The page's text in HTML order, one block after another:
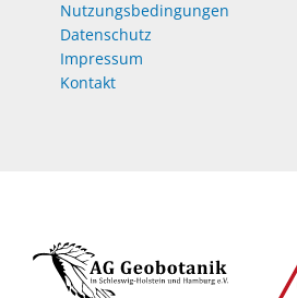
Nutzungsbedingungen
Datenschutz
Impressum
Kontakt